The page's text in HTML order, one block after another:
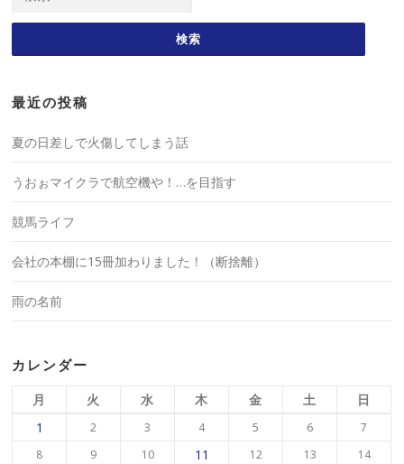
最近の投稿
夏の日差しで火傷してしまう話
うおぉマイクラで航空機や！…を目指す
競馬ライフ
会社の本棚に15冊加わりました！（断捨離）
雨の名前
カレンダー
月 火 水 木 金 土
日
1
2 3 4 5 6
7
8
9 10 11 12 13
14